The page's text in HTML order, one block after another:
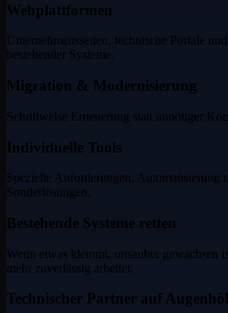
Webplattformen
Unternehmensseiten, technische Portale
bestehender Systeme.
Migration & Modernisierung
Schrittweise Erneuerung statt unnötiger
Individuelle Tools
Spezielle Anforderungen, Automatisierung
Sonderlösungen.
Bestehende Systeme retten
Wenn etwas klemmt, unsauber gewachsen
mehr zuverlässig arbeitet.
Technischer Partner auf